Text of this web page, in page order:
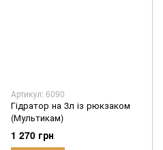
Артикул: 6090
Гідратор на 3л із рюкзаком
(Мультикам)
1 270 грн